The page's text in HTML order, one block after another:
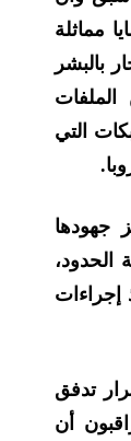
مماثلة
بالبشر
التي
جهودها
الحدود،
إجراءات
تدفق
أن